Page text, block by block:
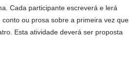
Cada participante escreverá e lerá
ou prosa sobre a primeira vez que
Esta atividade deverá ser proposta